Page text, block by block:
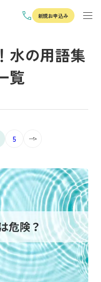
新規お申込み
水の用語集
覧
5